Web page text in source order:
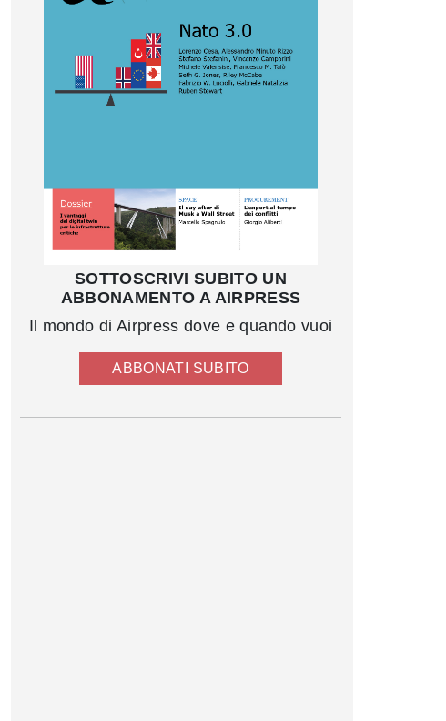
SOTTOSCRIVI SUBITO UN
ABBONAMENTO A AIRPRESS
Il mondo di Airpress dove e quando vuoi
ABBONATI SUBITO